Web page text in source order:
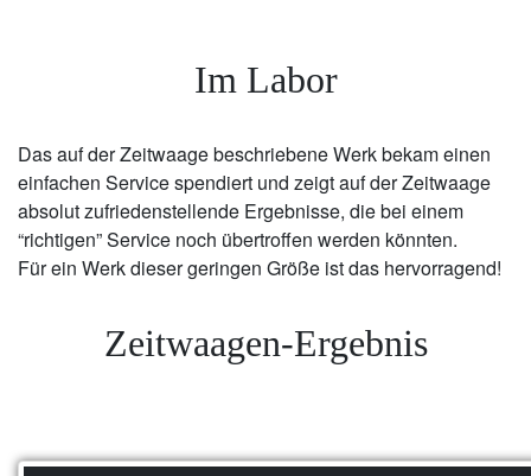
Im Labor
Das auf der Zeitwaage beschriebene Werk bekam einen
einfachen Service spendiert und zeigt auf der Zeitwaage
absolut zufriedenstellende Ergebnisse, die bei einem
“richtigen” Service noch übertroffen werden könnten.
Für ein Werk dieser geringen Größe ist das hervorragend!
Zeitwaagen-Ergebnis